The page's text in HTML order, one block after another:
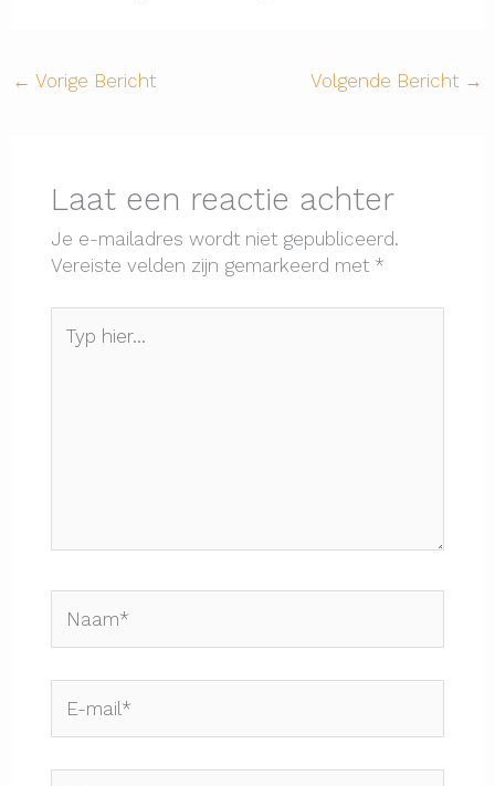
← Vorige Bericht Volgende Bericht →
Laat een reactie achter
Je e-mailadres wordt niet gepubliceerd.
Vereiste velden zijn gemarkeerd met *
hier...
mail*